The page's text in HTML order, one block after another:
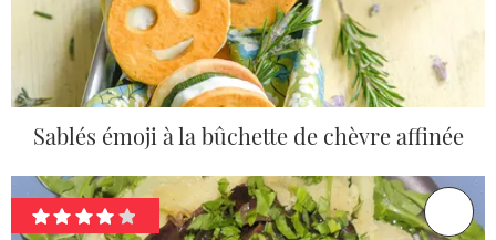
Sablés émoji à la bûchette de chèvre affinée